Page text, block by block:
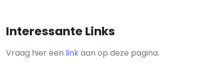
Interessante Links
Vraag hier een linkaan op deze pagina.